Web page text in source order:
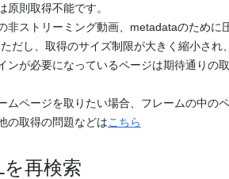
原則取得不能です。
非ストリーミング動画、metadataのため
ただし、取得のサイズ制限が大きく縮小され
ンが必要になっているページは期待通りの
ムページを取りたい場合、フレームの中の
の取得の問題などはこちら
を再検索